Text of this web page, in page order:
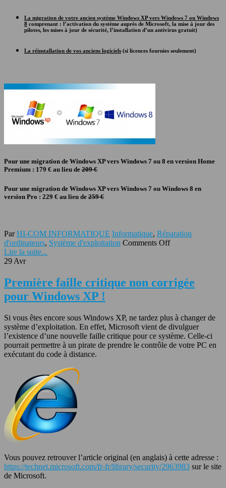
La migration de votre ancien système Windows XP vers Windows 7 ou Windows
8 comprenant : l’activation du système auprès de Microsoft, la mise à jour des
pilotes, les mises à jour de sécurité, l’installation d’un antivirus gratuit)
La réinstallation de vos anciens logiciels (si licences fournies seulement)
Pour une migration de Windows XP vers Windows 7 ou 8 en version Home
Premium : 179 € au lieu de 209 €
Pour une migration de Windows XP vers Windows 7 ou Windows 8 en
version Pro : 229 € au lieu de 259 €
ParHI-COM INFORMATIQUE Informatique, Réparation
d'ordinateurs, Système d'exploitation Comments Off
Lire la suite...
29 Avr
Première faille critique non corrigée
pour Windows XP !
Si vous êtes encore sous Windows XP, ne tardez plus à changer de
système d’exploitation. En effet, Microsoft vient de divulguer
l’existence d’une nouvelle faille critique pour ce système. Celle-ci
pourrait permettre à un pirate de prendre le contrôle de votre PC en
exécutant du code à distance.
Vous pouvez retrouver l’article original (en anglais) à cette adresse :
https://technet.microsoft.com/fr-fr/library/security/2963983 sur le site
de Microsoft.